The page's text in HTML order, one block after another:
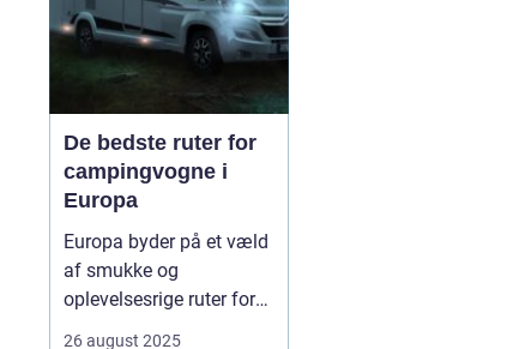
De bedste ruter for
campingvogne i
Europa
Europa byder på et væld
af smukke og
oplevelsesrige ruter for
26 august 2025